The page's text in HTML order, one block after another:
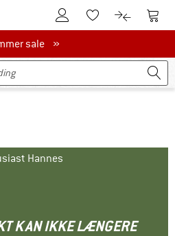
Til kundekontoenTil huskesedlen.
Til Til
salesale »
Hannes
KAN IKKE LÆNGERE